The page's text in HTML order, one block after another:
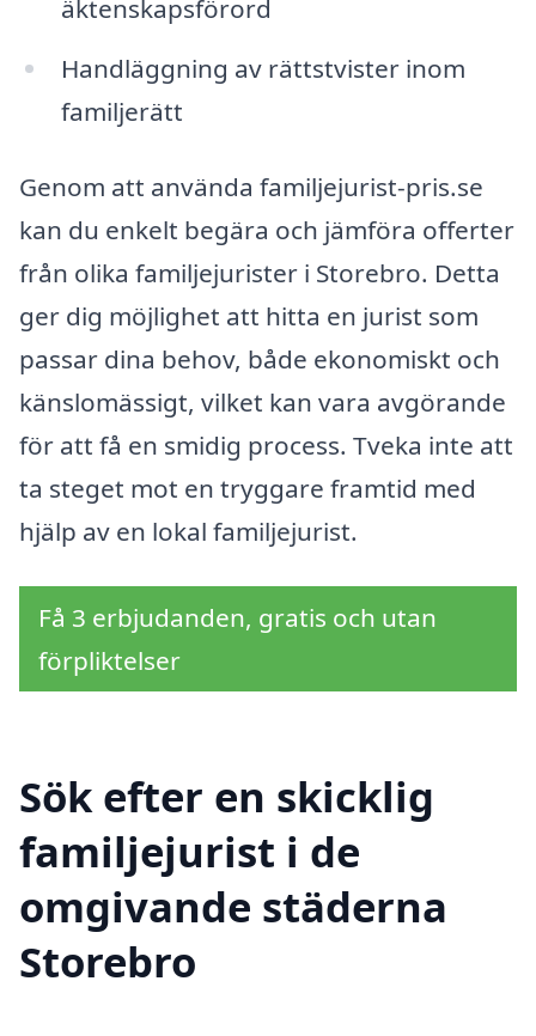
äktenskapsförord
Handläggning av rättstvister inom
familjerätt
Genom att använda familjejurist-pris.se
kan du enkelt begära och jämföra offerter
från olika familjejurister i Storebro. Detta
ger dig möjlighet att hitta en jurist som
passar dina behov, både ekonomiskt och
känslomässigt, vilket kan vara avgörande
för att få en smidig process. Tveka inte att
ta steget mot en tryggare framtid med
hjälp av en lokal familjejurist.
Få 3 erbjudanden, gratis och utan
förpliktelser
Sök efter en skicklig
familjejurist i de
omgivande städerna
Storebro